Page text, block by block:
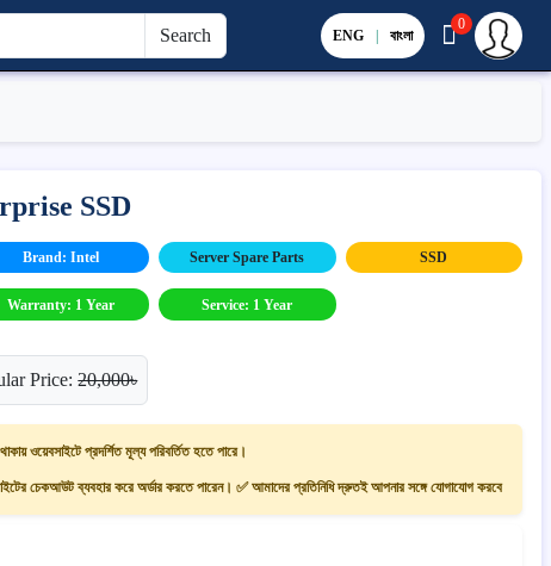
Search ENG | বাংলা
0
SSD
Brand: Intel Server Spare Parts SSD
Warranty: 1 Year Service: 1 Year
Price:20,000৳
ওয়েবসাইটে প্রদর্শিত মূল্য পরিবর্তিত হতে পারে।
চেকআউট ব্যবহার করে অর্ডার করতে পারেন। ✅ আমাদের প্রতিনিধি দ্রুতই আপনার সঙ্গে যোগাযোগ করবে